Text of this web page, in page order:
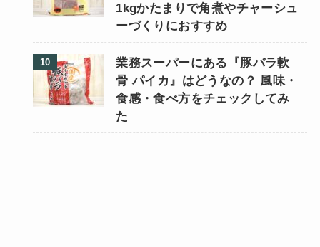
1kgかたまりで角煮やチャーシュ
ーづくりにおすすめ
業務スーパーにある『豚バラ軟
骨 パイカ』はどうなの？ 風味・
食感・食べ方をチェックしてみ
た